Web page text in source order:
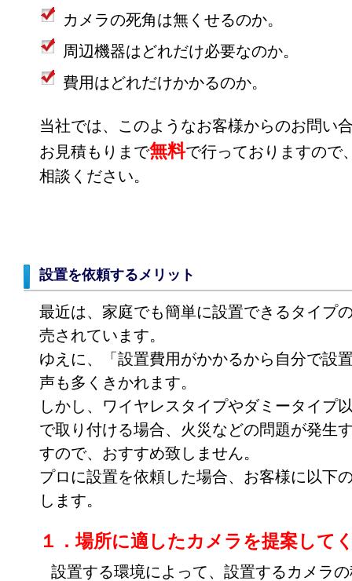
カメラの死角は無くせるのか。
周辺機器はどれだけ必要なのか。
費用はどれだけかかるのか。
当社では、このようなお客様からのお問い
お見積もりまで無料で行っておりますので
相談ください。
設置を依頼するメリット
最近は、家庭でも簡単に設置できるタイプ
売されています。
ゆえに、「設置費用がかかるから自分で設
声も多くきかれます。
しかし、ワイヤレスタイプやダミータイプ
で取り付ける場合、火災などの問題が発生
すので、おすすめ致しません。
プロに設置を依頼した場合、お客様に以下
します。
１．場所に適したカメラを提案して
設置する環境によって、設置するカメラ